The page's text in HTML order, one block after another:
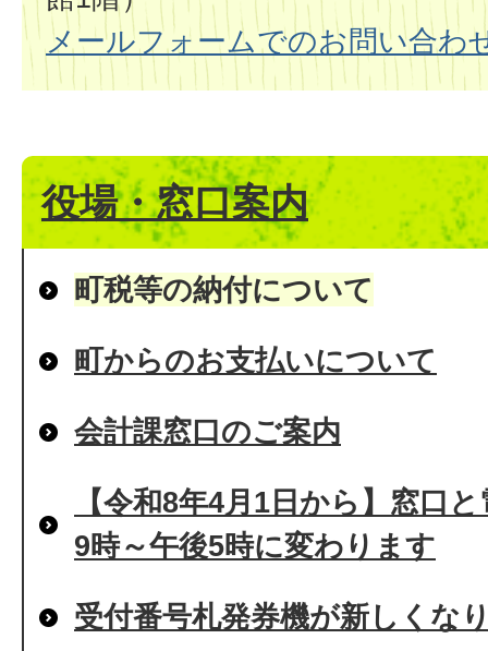
メールフォームでのお問い合わ
役場・窓口案内
町税等の納付について
町からのお支払いについて
会計課窓口のご案内
【令和8年4月1日から】窓口
9時～午後5時に変わります
受付番号札発券機が新しくな